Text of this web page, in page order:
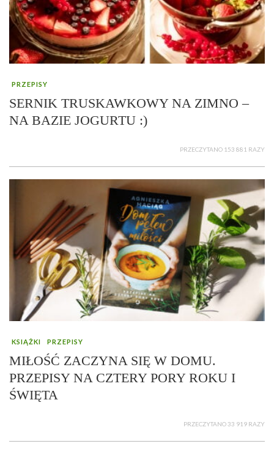
PRZEPISY
SERNIK TRUSKAWKOWY NA ZIMNO –
NA BAZIE JOGURTU :)
PRZECZYTANO 153 881 RAZY
KSIĄŻKI PRZEPISY
MIŁOŚĆ ZACZYNA SIĘ W DOMU.
PRZEPISY NA CZTERY PORY ROKU I
ŚWIĘTA
PRZECZYTANO 33 919 RAZY